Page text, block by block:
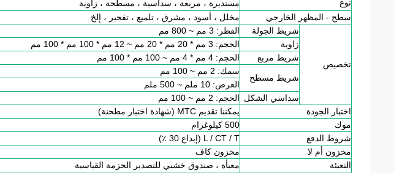
نوع
مستديرة ، مربعة ، سداسية ، مسطحة ، زاوية
سطح - المظهر الخارجي
مخلل ، أسود ، مشرق ، تلميع ، تفجير ، إلخ
تخصيص
شريط الجولة
القطر: 3 مم ~ 800 مم
زاوية
الحجم: 3 مم * 20 مم * 20 مم ~ 12 مم * 100 مم * 100 مم
شريط مربع
الحجم: 4 مم * 4 مم ~ 100 مم * 100 مم
شريط مسطح
سمك: 2 مم ~ 100 مم
العرض: 10 ملم ~ 500 ملم
سداسي الشكل الحجم: 2 مم ~ 100 مم
اختبار الجودة
يمكننا تقديم MTC (شهادة اختبار مطحنة)
موك
500 كيلوغرام
شروط الدفع
L / CT / T (إيداع 30 ٪)
مخزون أم لا
مخزون كاف
التعبئة
معبأة ، صندوق خشبي للتصدير الحزمة القياسية